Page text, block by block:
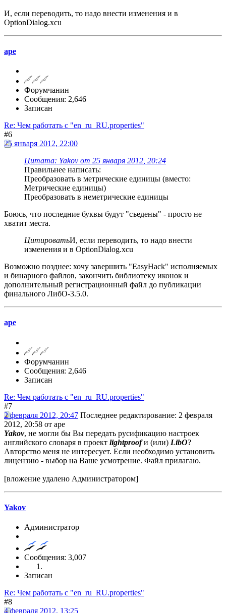
И, если переводить, то надо внести изменения и в
OptionDialog.xcu
ape
Форумчанин
Сообщения: 2,646
Записан
Re: Чем работать с "en_ru_RU.properties"
#6
25 января 2012, 22:00
Цитата: Yakov от 25 января 2012, 20:24
Правильнее написать:
Преобразовать в метрические единицы (вместо:
Метрические единицы)
Преобразовать в неметрические единицы
Боюсь, что последние буквы будут "съедены" - просто не
хватит места.
ЦитироватьИ, если переводить, то надо внести
изменения и в OptionDialog.xcu
Возможно позднее: хочу завершить "EasyHack" исполняемых
и бинарного файлов, закончить библиотеку иконок и
дополнительный регистрационный файл до публикации
финального ЛибО-3.5.0.
ape
Форумчанин
Сообщения: 2,646
Записан
Re: Чем работать с "en_ru_RU.properties"
#7
2 февраля 2012, 20:47 Последнее редактирование: 2 февраля
2012, 20:58 от ape
Yakov, не могли бы Вы передать русификацию настроек
английского словаря в проект lightproofи (или) LibO?
Авторство меня не интересует. Если необходимо установить
лицензию - выбор на Ваше усмотрение. Файл прилагаю.
[вложение удалено Администратором]
Yakov
Администратор
Сообщения: 3,007
Записан
Re: Чем работать с "en_ru_RU.properties"
#8
4 февраля 2012, 13:25